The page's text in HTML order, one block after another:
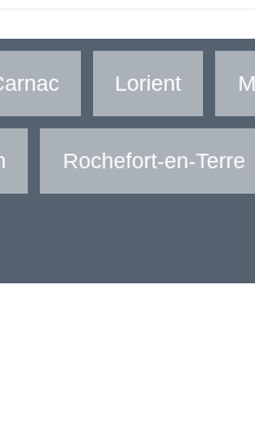
Lorient
Rochefort-en-Terre